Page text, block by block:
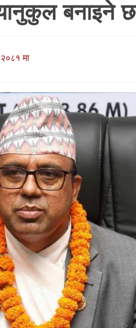
बनाइने छ
मा